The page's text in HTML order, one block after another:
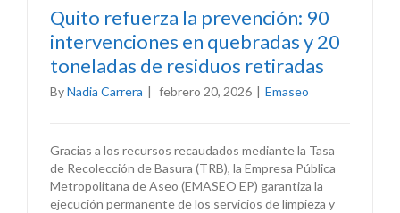
Quito refuerza la prevención: 90
intervenciones en quebradas y 20
toneladas de residuos retiradas
ByNadia Carrera | febrero 20, 2026 | Emaseo
Gracias a los recursos recaudados mediante la Tasa
de Recolección de Basura (TRB), la Empresa Pública
Metropolitana de Aseo (EMASEO EP) garantiza la
ejecución permanente de los servicios de limpieza y